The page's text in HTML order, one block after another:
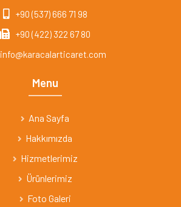
+90 (537) 666 71 98
+90 (422) 322 67 80
info@karacalarticaret.com
Menu
Ana Sayfa
Hakkımızda
Hizmetlerimiz
Ürünlerimiz
Foto Galeri